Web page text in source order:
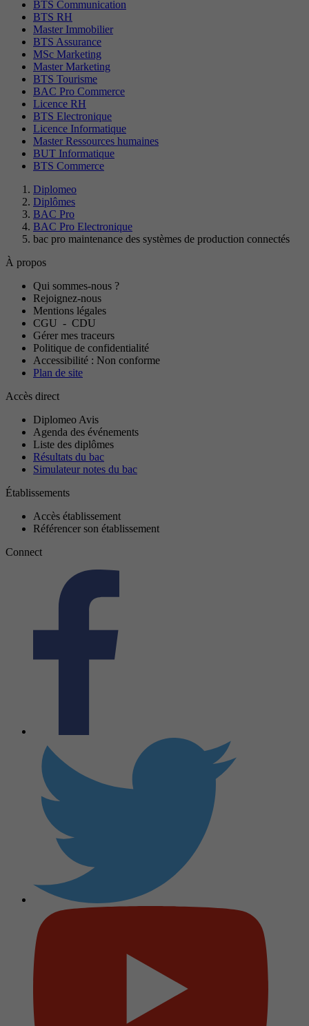
BTS Communication
BTS RH
Master Immobilier
BTS Assurance
MSc Marketing
Master Marketing
BTS Tourisme
BAC Pro Commerce
Licence RH
BTS Electronique
Licence Informatique
Master Ressources humaines
BUT Informatique
BTS Commerce
Diplomeo
Diplômes
BAC Pro
BAC Pro Electronique
bac pro maintenance des systèmes de production connectés
À propos
Qui sommes-nous ?
Rejoignez-nous
Mentions légales
CGU - CDU
Gérer mes traceurs
Politique de confidentialité
Accessibilité : Non conforme
Plan de site
Accès direct
Diplomeo Avis
Agenda des événements
Liste des diplômes
Résultats du bac
Simulateur notes du bac
Établissements
Accès établissement
Référencer son établissement
Connect